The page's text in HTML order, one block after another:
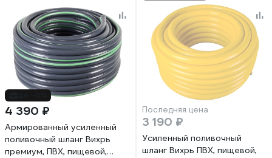
4 390 ₽
Армированный усиленный
поливочный шланг Вихрь
премиум, ПВХ, пищевой,
Последняя цена
3 190 ₽
Усиленный поливочный
шланг Вихрь ПВХ, пищевой,